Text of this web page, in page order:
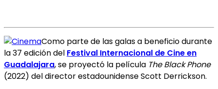
Como parte de las galas a beneficio durante
la 37 edición del Festival Internacional de Cine en
Guadalajara, se proyectó la película The Black Phone
(2022) del director estadounidense Scott Derrickson.